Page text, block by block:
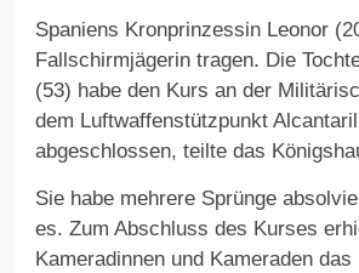
Spaniens Kronprinzessin Leonor
Fallschirmjägerin tragen. Die
(53) habe den Kurs an der
dem Luftwaffenstützpunkt
abgeschlossen, teilte das
Sie habe mehrere Sprünge
es. Zum Abschluss des Kurses
Kameradinnen und Kameraden